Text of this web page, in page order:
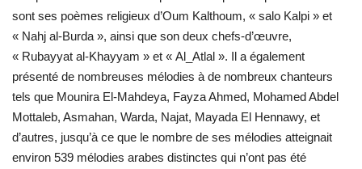
sont ses poèmes religieux d’Oum Kalthoum, « salo Kalpi » et
« Nahj al-Burda », ainsi que son deux chefs-d’œuvre,
« Rubayyat al-Khayyam » et « Al_Atlal ». Il a également
présenté de nombreuses mélodies à de nombreux chanteurs
tels que Mounira El-Mahdeya, Fayza Ahmed, Mohamed Abdel
Mottaleb, Asmahan, Warda, Najat, Mayada El Hennawy, et
d’autres, jusqu’à ce que le nombre de ses mélodies atteignait
environ 539 mélodies arabes distinctes qui n’ont pas été